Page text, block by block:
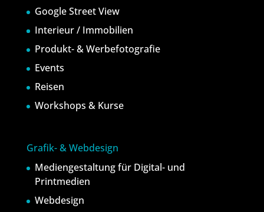
Google Street View
Interieur / Immobilien
Produkt- & Werbefotografie
Events
Reisen
Workshops & Kurse
Grafik- & Webdesign
Mediengestaltung für Digital- und
Printmedien
Webdesign